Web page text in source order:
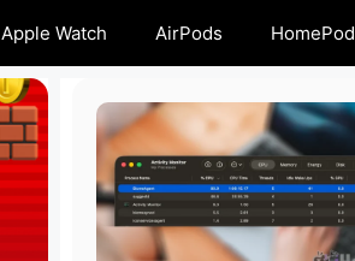
Apple Watch AirPods HomePod